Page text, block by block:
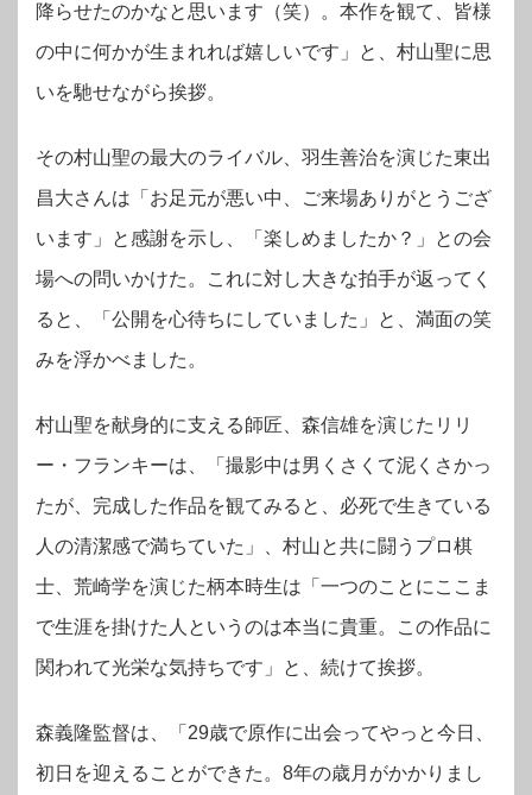
降らせたのかなと思います（笑）。本作を観て、皆様
の中に何かが生まれれば嬉しいです」と、村山聖に思
いを馳せながら挨拶。
その村山聖の最大のライバル、羽生善治を演じた東出
昌大さんは「お足元が悪い中、ご来場ありがとうござ
います」と感謝を示し、「楽しめましたか？」との会
場への問いかけた。これに対し大きな拍手が返ってく
ると、「公開を心待ちにしていました」と、満面の笑
みを浮かべました。
村山聖を献身的に支える師匠、森信雄を演じたリリ
ー・フランキーは、「撮影中は男くさくて泥くさかっ
たが、完成した作品を観てみると、必死で生きている
人の清潔感で満ちていた」、村山と共に闘うプロ棋
士、荒崎学を演じた柄本時生は「一つのことにここま
で生涯を掛けた人というのは本当に貴重。この作品に
関われて光栄な気持ちです」と、続けて挨拶。
森義隆監督は、「29歳で原作に出会ってやっと今日、
初日を迎えることができた。8年の歳月がかかりまし